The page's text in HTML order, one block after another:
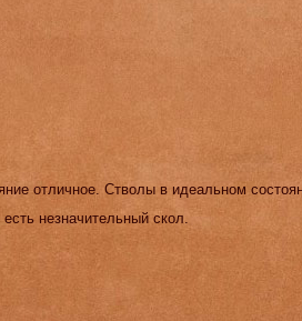
отличное. Стволы в идеальном
незначительный скол.